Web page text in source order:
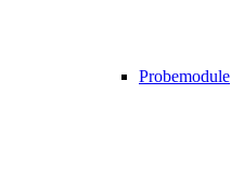
Probemodule